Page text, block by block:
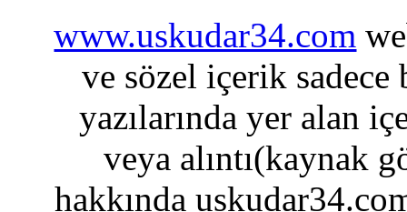
www.uskudar34.com
ve sözel içerik sadece
yazılarında yer alan
veya alıntı(kaynak
hakkında